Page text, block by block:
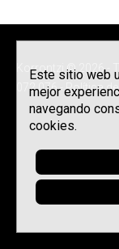
Korrontzi © 2026 -
072 076 -Política
Este sitio web
mejor
navegando
cookies.